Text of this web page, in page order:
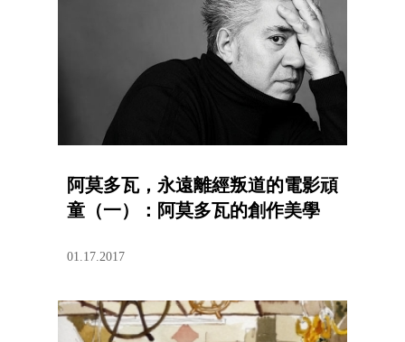
阿莫多瓦，永遠離經叛道的電影頑
童（一）：阿莫多瓦的創作美學
01.17.2017